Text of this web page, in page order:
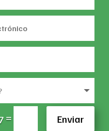
= Enviar